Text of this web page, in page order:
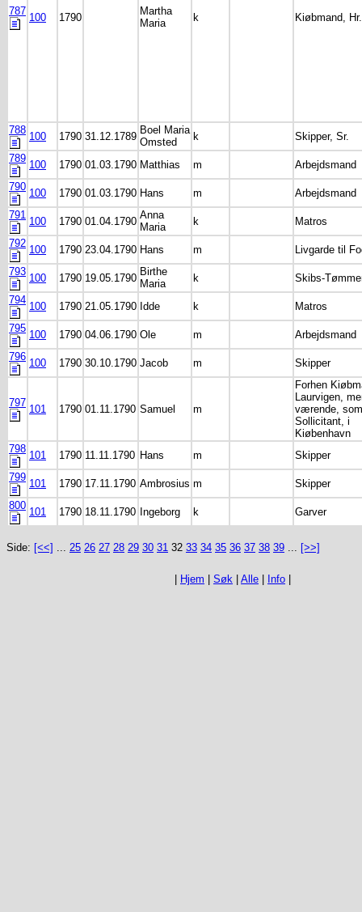
787
100 1790
Martha
Maria
k Kiøbmand, Hr.
788
100 1790 31.12.1789
Boel Maria
Omsted
k
Skipper, Sr.
789
100 1790 01.03.1790 Matthias m
Arbejdsmand
790
100 1790 01.03.1790 Hans m
Arbejdsmand
791
100 1790 01.04.1790
Anna
Maria
k
Matros
792
100 1790 23.04.1790 Hans m
Livgarde til
793
100 1790 19.05.1790
Birthe
Maria
k
Skibs-
794
100 1790 21.05.1790 Idde k
Matros
795
100 1790 04.06.1790 Ole m
Arbejdsmand
796
100 1790 30.10.1790 Jacob m Skipper
797
101 1790 01.11.1790 Samuel m
Forhen
Laurvigen,
værende, som
Sollicitant, i
Kiøbenhavn
798
101 1790 11.11.1790 Hans m
Skipper
799
101 1790 17.11.1790 Ambrosius m
Skipper
800
101 1790 18.11.1790 Ingeborg k Garver
Side: [<<] ... 25 26 27 28 29 30 31 32 33 34 35 36 37 38 39 ... [>>]
Hjem Søk Alle Info